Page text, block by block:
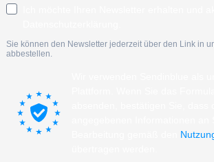
Sie können den Newsletter jederzeit über den Link in
abbestellen.